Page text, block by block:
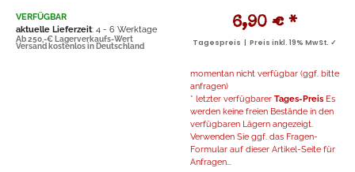
VERFÜGBAR
aktuelle Lieferzeit: 4 - 6 Werktage
Ab 250,-€ Lagerverkaufs-Wert
Versand kostenlos in Deutschland
6,90 € *
Tagespreis | Preis inkl. 19% MwSt. ✓
momentan nicht verfügbar (ggf. bitte
anfragen)
* letzter verfügbarer Tages-Preis Es
werden keine freien Bestände in den
verfügbaren Lägern angezeigt.
Verwenden Sie ggf. das Fragen-
Formular auf dieser Artikel-Seite für
Anfragen...